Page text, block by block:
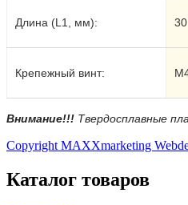
Длина (L1, мм): 30
Крепежный винт: М
Внимание!!! Твердосплавные
Copyright MAXXmarketing
Каталог товаров